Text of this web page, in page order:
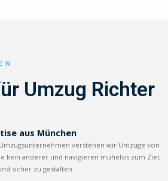
Umzug Richter
aus München
verstehen wir Umzüge von
kein anderer und navigieren mühelos zum Ziel,
sicher zu gestalten.